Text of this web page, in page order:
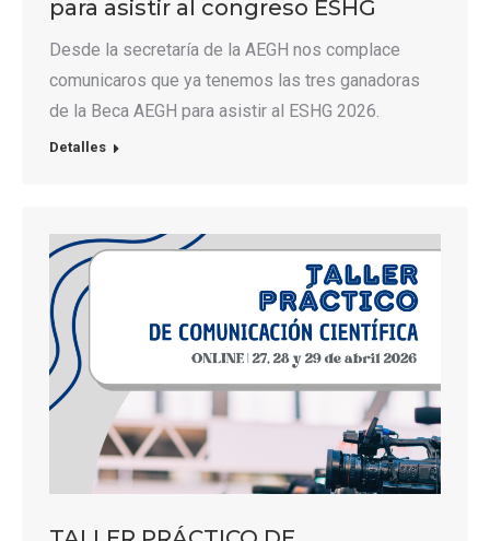
para asistir al congreso ESHG
Desde la secretaría de la AEGH nos complace
comunicaros que ya tenemos las tres ganadoras
de la Beca AEGH para asistir al ESHG 2026.
Detalles